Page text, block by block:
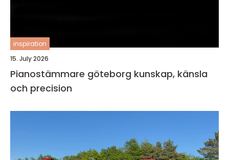
inspiration
15. July 2026
Pianostämmare göteborg kunskap, känsla
och precision